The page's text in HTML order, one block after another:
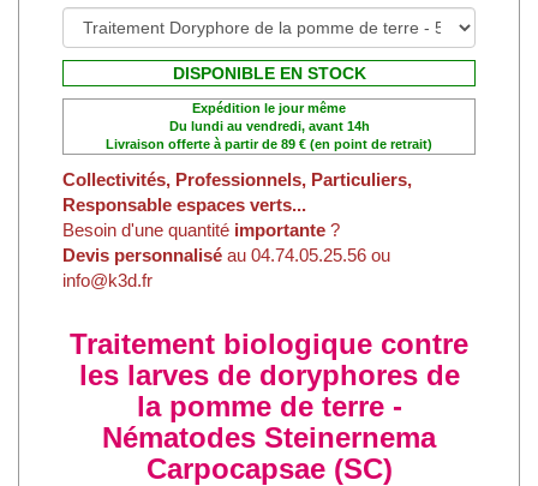
DISPONIBLE EN STOCK
Expédition le jour même
Du lundi au vendredi, avant 14h
Livraison offerte à partir de 89 € (en point de retrait)
Collectivités, Professionnels, Particuliers,
Responsable espaces verts...
Besoin d'une quantité importante ?
Devis personnalisé au 04.74.05.25.56 ou
info@k3d.fr
Traitement biologique contre
les larves de doryphores de
la pomme de terre -
Nématodes Steinernema
Carpocapsae (SC)